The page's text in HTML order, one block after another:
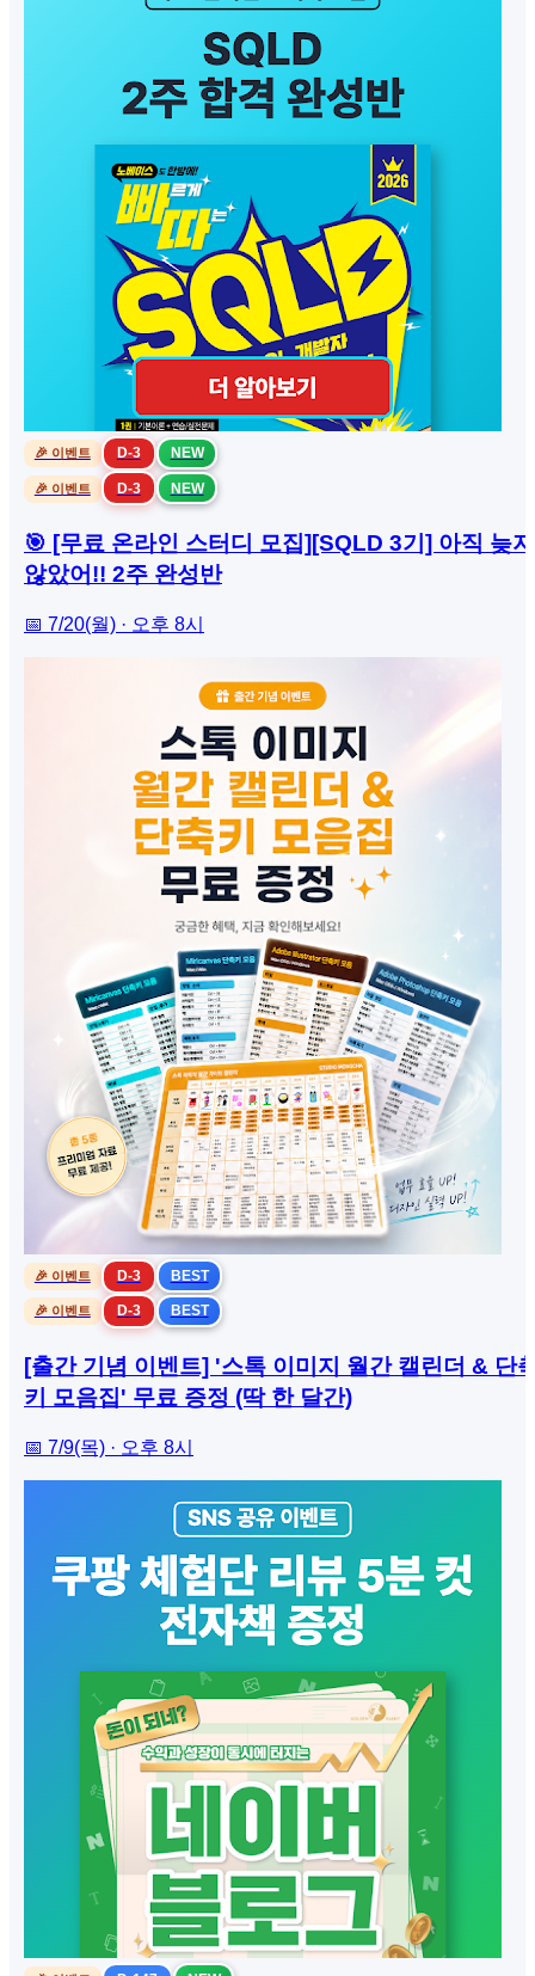
🎉 이벤트 D-3 NEW
🎉 이벤트 D-3 NEW
🎯 [무료 온라인 스터디 모집][SQLD 3기] 아직 늦지
않았어!! 2주 완성반
📅 7/20(월) · 오후 8시
🎉 이벤트 D-3 BEST
🎉 이벤트 D-3 BEST
[출간 기념 이벤트] '스톡 이미지 월간 캘린더 & 단
키 모음집' 무료 증정 (딱 한 달간)
📅 7/9(목) · 오후 8시